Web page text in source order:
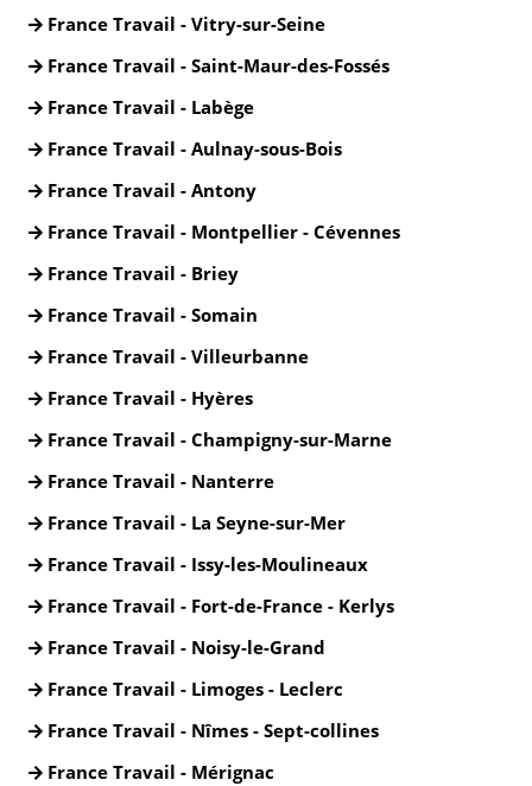
France Travail - Vitry-sur-Seine
France Travail - Saint-Maur-des-Fossés
France Travail - Labège
France Travail - Aulnay-sous-Bois
France Travail - Antony
France Travail - Montpellier - Cévennes
France Travail - Briey
France Travail - Somain
France Travail - Villeurbanne
France Travail - Hyères
France Travail - Champigny-sur-Marne
France Travail - Nanterre
France Travail - La Seyne-sur-Mer
France Travail - Issy-les-Moulineaux
France Travail - Fort-de-France - Kerlys
France Travail - Noisy-le-Grand
France Travail - Limoges - Leclerc
France Travail - Nîmes - Sept-collines
France Travail - Mérignac